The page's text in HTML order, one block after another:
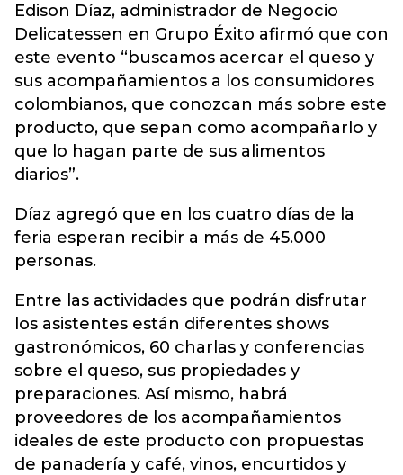
Edison Díaz, administrador de Negocio
Delicatessen en Grupo Éxito afirmó que con
este evento “buscamos acercar el queso y
sus acompañamientos a los consumidores
colombianos, que conozcan más sobre este
producto, que sepan como acompañarlo y
que lo hagan parte de sus alimentos
diarios”.
Díaz agregó que en los cuatro días de la
feria esperan recibir a más de 45.000
personas.
Entre las actividades que podrán disfrutar
los asistentes están diferentes shows
gastronómicos, 60 charlas y conferencias
sobre el queso, sus propiedades y
preparaciones. Así mismo, habrá
proveedores de los acompañamientos
ideales de este producto con propuestas
de panadería y café, vinos, encurtidos y